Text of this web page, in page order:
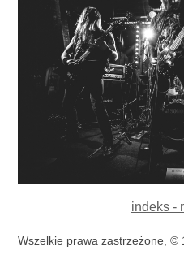
indeks -
Wszelkie prawa zastrzeżone, ©